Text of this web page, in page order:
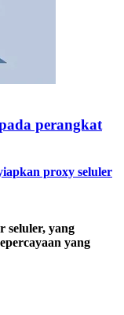
perangkat
proxy seluler
seluler, yang
yang